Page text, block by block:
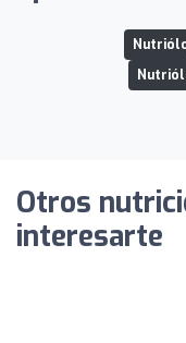
Otros
interesarte